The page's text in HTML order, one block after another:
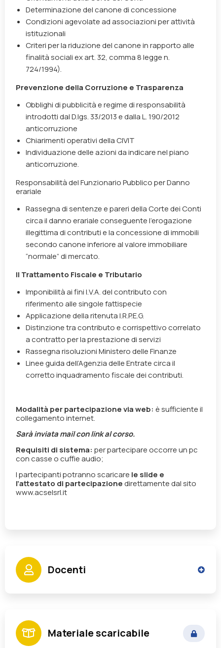
Determinazione del canone di concessione
Condizioni agevolate ad associazioni per attività
istituzionali
Criteri per la riduzione del canone in rapporto alle
finalità sociali ex art. 32, comma 8 legge n.
724/1994).
Prevenzione della Corruzione e Trasparenza
Obblighi di pubblicità e regime di responsabilità
introdotti dal D.lgs. 33/2013 e dalla L. 190/2012
anticorruzione
Chiarimenti operativi della CIVIT
Individuazione delle azioni da indicare nel piano
anticorruzione.
Responsabilità del Funzionario Pubblico per Danno
erariale
Rassegna di sentenze e pareri della Corte dei Conti
circa il danno erariale conseguente l’erogazione
illegittima di contributi e la concessione di immobili
secondo canone inferiore al valore immobiliare
“normale” di mercato.
Il Trattamento Fiscale e Tributario
Imponibilità ai fini I.V.A. del contributo con
riferimento alle singole fattispecie
Applicazione della ritenuta I.R.P.E.G.
Distinzione tra contributo e corrispettivo correlato
a contratto per la prestazione di servizi
Rassegna risoluzioni Ministero delle Finanze
Linee guida dell’Agenzia delle Entrate circa il
corretto inquadramento fiscale dei contributi.
Modalità per partecipazione via web:è sufficiente il
collegamento internet.
Sarà inviata mail con link al corso.
Requisiti di sistema:per partecipare occorre un pc
con casse o cuffie audio;
I partecipanti potranno scaricare le slide e
l’attestato di partecipazionedirettamente dal sito
www.acselsrl.it
Docenti
Esperto contrattualistica pubblica /
procedimenti amministrativi complessi
Materiale scaricabile